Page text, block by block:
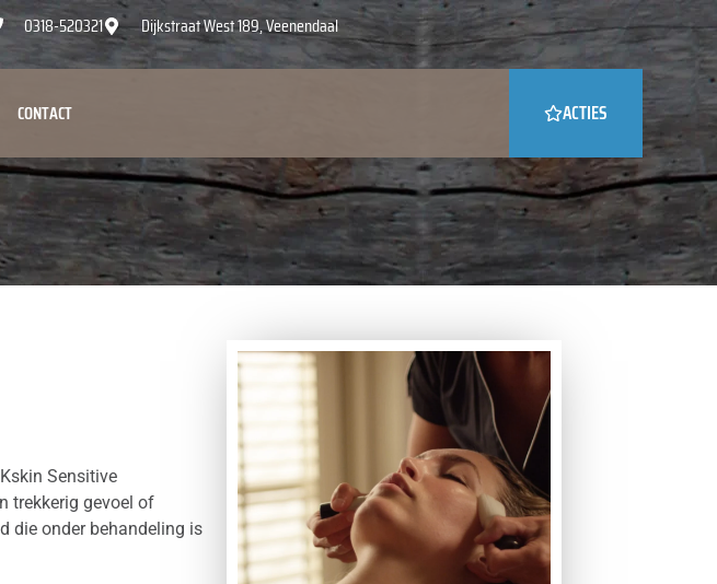
0318-520321 Dijkstraat West 189, Veenendaal
CONTACT ACTIES
Sensitive
trekkerig gevoel of
die onder behandeling is